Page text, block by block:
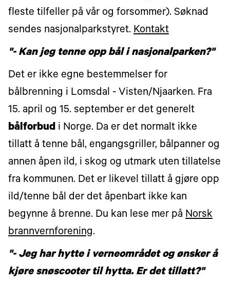
fleste tilfeller på vår og forsommer). Søknad
sendes nasjonalparkstyret. Kontakt
"- Kan jeg tenne opp bål i nasjonalparken?"
Det er ikke egne bestemmelser for
bålbrenning i Lomsdal - Visten/Njaarken. Fra
15. april og 15. september er det generelt
bålforbud i Norge. Da er det normalt ikke
tillatt å tenne bål, engangsgriller, bålpanner og
annen åpen ild, i skog og utmark uten tillatelse
fra kommunen. Det er likevel tillatt å gjøre opp
ild/tenne bål der det åpenbart ikke kan
begynne å brenne. Du kan lese mer på Norsk
brannvernforening.
"- Jeg har hytte i verneområdet og ønsker å
kjøre snøscooter til hytta. Er det tillatt?"